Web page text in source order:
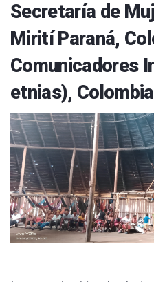
Secretaría de
Mirití Paraná,
Comunicadores
etnias), Colombia